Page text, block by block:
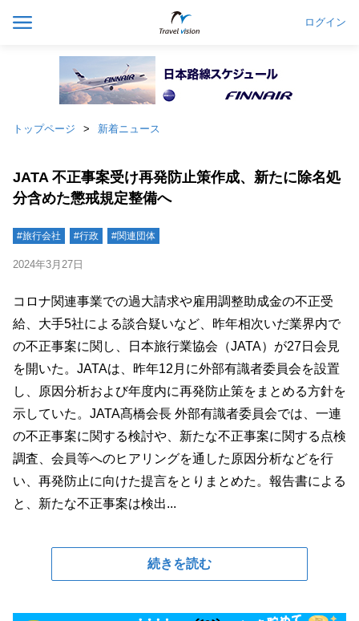
ログイン
トップページ 新着ニュース
JATA 不正事案受け再発防止策作成、新たに除名処
分含めた懲戒規定整備へ
#旅行会社 #行政 #関連団体
2024年3月27日
コロナ関連事業での過大請求や雇用調整助成金の不正受
給、大手5社による談合疑いなど、昨年相次いだ業界内で
の不正事案に関し、日本旅行業協会（JATA）が27日会見
を開いた。JATAは、昨年12月に外部有識者委員会を設置
し、原因分析および年度内に再発防止策をまとめる方針を
示していた。JATA髙橋会長 外部有識者委員会では、一連
の不正事案に関する検討や、新たな不正事案に関する点検
調査、会員等へのヒアリングを通した原因分析などを行
い、再発防止に向けた提言をとりまとめた。報告書による
と、新たな不正事案は検出...
続きを読む